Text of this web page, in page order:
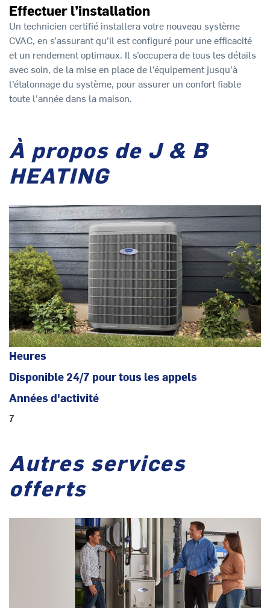
Effectuer l’installation
Un technicien certifié installera votre nouveau système
CVAC, en s’assurant qu’il est configuré pour une efficacité
et un rendement optimaux. Il s’occupera de tous les détails
avec soin, de la mise en place de l’équipement jusqu’à
l’étalonnage du système, pour assurer un confort fiable
toute l’année dans la maison.
À propos de J & B
HEATING
Heures
Disponible 24/7 pour tous les appels
Années d'activité
7
Autres services
offerts